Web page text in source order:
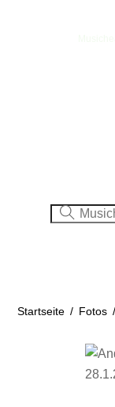
Startseite / Fotos /